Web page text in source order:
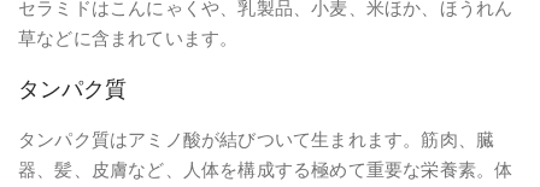
セラミドはこんにゃくや、乳製品、小麦、米ほか、ほうれん
草などに含まれています。
タンパク質
タンパク質はアミノ酸が結びついて生まれます。筋肉、臓
器、髪、皮膚など、人体を構成する極めて重要な栄養素。体